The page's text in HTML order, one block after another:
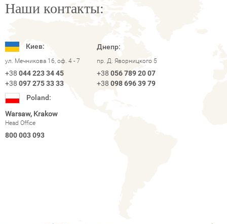
Наши контакты:
Киев:
ул. Мечникова 16, оф. 4 - 7
+38 044 223 34 45
+38 097 275 33 33
Днепр:
пр. Д. Яворницкого 5
+38 056 789 20 07
+38 098 696 39 79
Poland:
Warsaw, Krakow
Head Office
800 003 093